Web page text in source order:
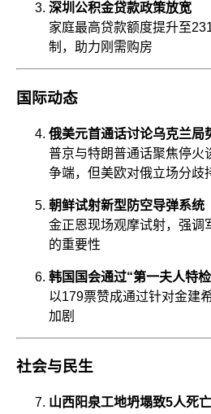
深圳公积金贷款政策放宽
家庭最高贷款额度提升至
制，助力刚需购房
国际动态
俄美元首通话讨论乌克兰局
普京与特朗普通话聚焦停火
争端，但美欧对俄立场分歧
朝鲜试射新型防空导弹系统
金正恩现场观摩试射，强调
的重要性
韩国国会通过“第一夫人特
以179票赞成通过针对金建
加剧
社会与民生
山西阳泉工地坍塌致5人死亡